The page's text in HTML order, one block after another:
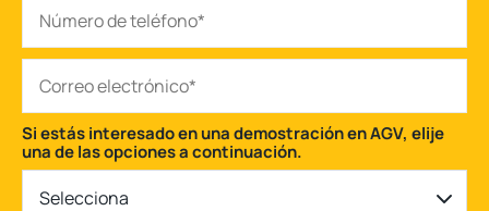
Si estás interesado en una demostración en AGV, elije
una de las opciones a continuación.
Selecciona